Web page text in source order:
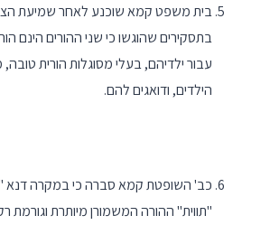
בית משפט קמא שוכנע לאחר שמיעת
בתסקירים שהוגשו כי שני ההורים הינם
עבור ילדיהם, בעלי מסוגלות הורית טובה,
הילדים, ודואגים להם.
כב' השופטת קמא סברה כי במקרה
"תווית" ההורה המשמורן מיותרת